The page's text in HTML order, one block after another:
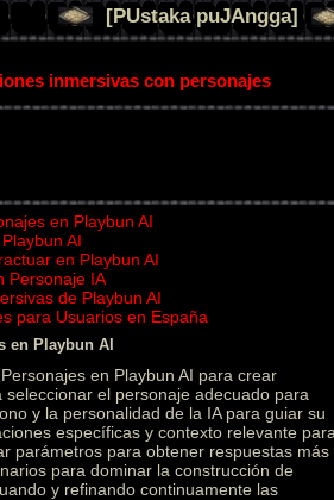
[PUstaka puJAngga]
inmersivas con personajes
en Playbun AI
AI
en Playbun AI
Personaje IA
de Playbun AI
para Usuarios en España
en Playbun AI
en Playbun AI para crear
el personaje adecuado para
y la personalidad de la IA para guiar su
específicas y contexto relevante para
parámetros para obtener respuestas más
para dominar la construcción de
y refinando continuamente las